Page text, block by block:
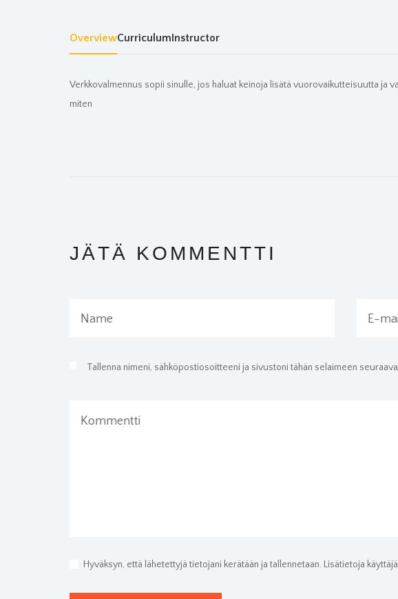
OverviewCurriculumInstructor
​​Verkkovalmennus sopii sinulle, jos haluat keinoja lisätä vuorovaikutteisuutta ja
miten
JÄTÄ KOMMENTTI
Name E-
Tallenna nimeni, sähköpostiosoitteeni ja sivustoni tähän selaimeen
Kommentti
Hyväksyn, että lähetettyjä tietojani kerätään ja tallennetaan. Lisätietoja